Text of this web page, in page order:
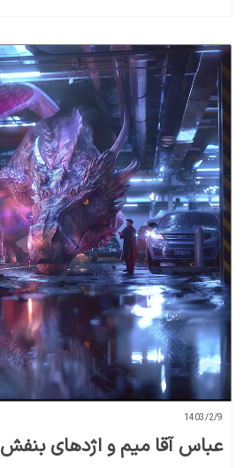
1403/2/9
عباس آقا میم و اژدهای بنفش